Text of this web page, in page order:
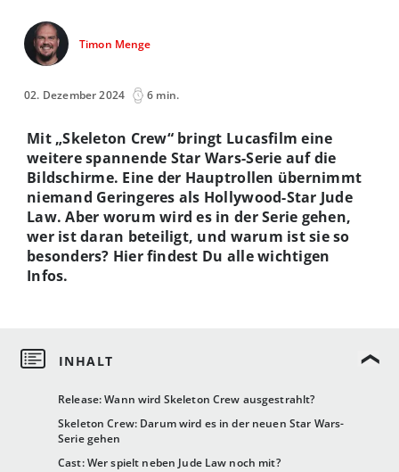
Timon Menge
02. Dezember 2024 6 min.
Release: Wann wird Skeleton Crew ausgestrahlt?
Skeleton Crew: Darum wird es in der neuen Star Wars-
Serie gehen
Cast: Wer spielt neben Jude Law noch mit?
Mit „Skeleton Crew“ bringt Lucasfilm eine
weitere spannende Star Wars-Serie auf die
Bildschirme. Eine der Hauptrollen übernimmt
niemand Geringeres als Hollywood-Star Jude
Law. Aber worum wird es in der Serie gehen,
wer ist daran beteiligt, und warum ist sie so
besonders? Hier findest Du alle wichtigen
Infos.